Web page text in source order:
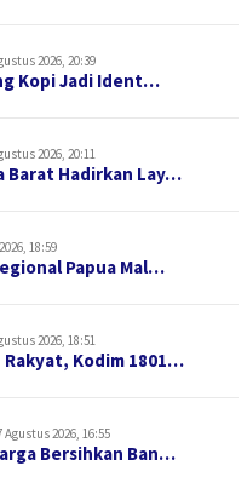
2026, 20:39
Kopi Jadi Ident…
2026, 20:11
Barat Hadirkan Lay…
18:59
Papua Mal…
2026, 18:51
Rakyat, Kodim 1801…
2026, 16:55
Bersihkan Ban…